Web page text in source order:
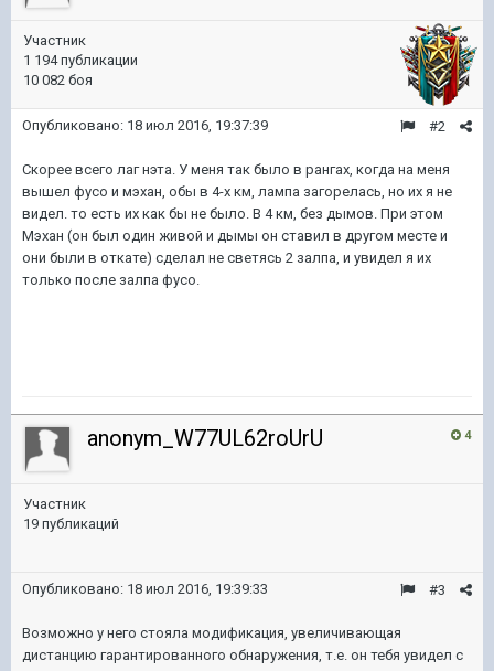
Участник
1 194 публикации
10 082 боя
#2
Опубликовано: 18 июл 2016, 19:37:39
Скорее всего лаг нэта. У меня так было в рангах, когда на меня
вышел фусо и мэхан, обы в 4-х км, лампа загорелась, но их я не
видел. то есть их как бы не было. В 4 км, без дымов. При этом
Мэхан (он был один живой и дымы он ставил в другом месте и
они были в откате) сделал не светясь 2 залпа, и увидел я их
только после залпа фусо.
4
anonym_W77UL62roUrU
Участник
19 публикаций
#3
Опубликовано: 18 июл 2016, 19:39:33
Возможно у него стояла модификация, увеличивающая
дистанцию гарантированного обнаружения, т.е. он тебя увидел с